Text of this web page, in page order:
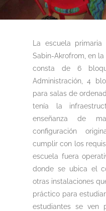
La escuela
Sabin-Akrofrom, en la
consta de 6
Administración, 4
para salas de
tenía la
enseñanza de
configuración
cumplir con los
escuela fuera
donde se ubica el
otras instalaciones
práctico para
estudiantes se ven